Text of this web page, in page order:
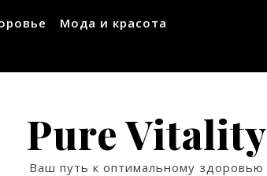
Мода и красота
Pure Vitality
Ваш путь к оптимальному здоровью